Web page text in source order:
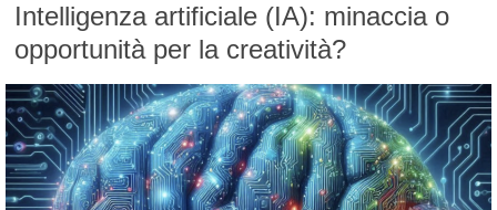
Intelligenza artificiale (IA): minaccia o
opportunità per la creatività?